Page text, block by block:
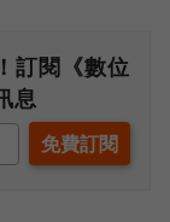
訂閱《數位
息